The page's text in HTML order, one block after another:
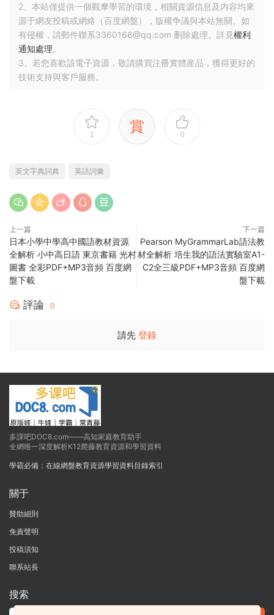
2、本站僅提供一個觀摩學習的環境，相關資源信息及内容均來
源于網友投稿或網絡（百度網盤），版權争議與本站無關。如
有侵權，請郵件聯系3360166@qq.com 删除處理。詳見權利
通知處理。
3、若您喜歡該電子資源，敬請購買注冊實體産品，獲得更好的
技術支持與客戶服務。
1 賞 0
英文字典詞典 英語詞彙
上一篇
日本小學中學高中國語教材資源
全解析 小中高日語 東京書籍 光村
圖書 全彩PDF+MP3音頻 百度網
盤下載
下一篇
Pearson MyGrammarLab語法教
材全解析 培生我的語法實驗室A1-
C2全三級PDF+MP3音頻 百度網
盤下載
評論 0
請先 登錄
多課吧DOC8.com——高知家庭教育助手
全網唯一深度解析K12爬藤教育資源和學習資料
學霸必備：在線網盤教育資源學習資料目錄索引
關于
贊助細則
免責聲明
投稿須知
聯系站長
搜索